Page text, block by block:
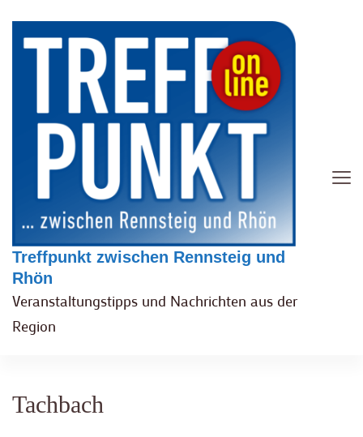
Treffpunkt zwischen Rennsteig und
Rhön
Veranstaltungstipps und Nachrichten aus der
Region
Tachbach